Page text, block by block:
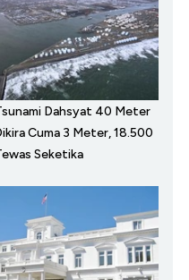
Dahsyat 40 Meter
Cuma 3 Meter, 18.500
Seketika